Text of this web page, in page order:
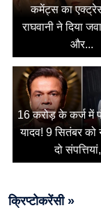
कमेंट्स का
राघवानी ने दिया
और...
16 करोड़ के कर्ज में
यादव! 9 सितंबर को
दो
क्रिप्टोकरेंसी »